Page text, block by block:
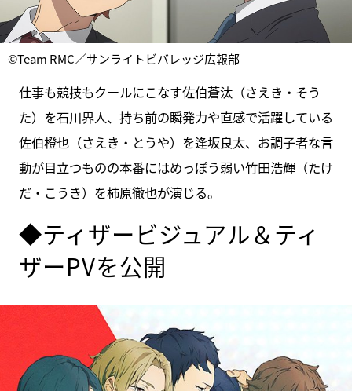
©Team RMC／サンライトビバレッジ広報部
仕事も競技もクールにこなす佐伯蒼汰（さえき・そう
た）を石川界人、持ち前の瞬発力や直感で活躍している
佐伯橙也（さえき・とうや）を逢坂良太、お調子者な言
動が目立つものの本番にはめっぽう弱い竹田浩輝（たけ
だ・こうき）を柿原徹也が演じる。
◆ティザービジュアル＆ティ
ザーPVを公開